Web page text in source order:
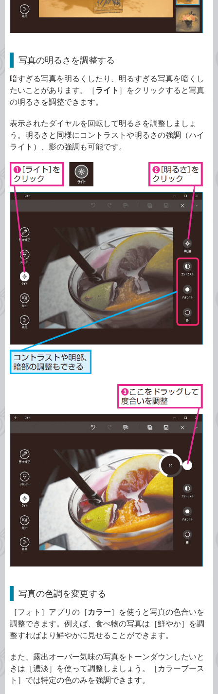
写真の明るさを調整する
暗すぎる写真を明るくしたり、明るすぎる写真を暗くし
たいことがあります。［ライト ］をクリックすると写真
の明るさを調整できます。
表示されたダイヤルを回転して明るさを調整しましょ
う。明るさと同様にコントラストや明るさの強調（ハイ
ライト）、影の強調も可能です。
写真の色調を変更する
［フォト］アプリの［カラー］を使うと写真の色合いを
調整できます。例えば、食べ物の写真は［鮮やか］を調
整すればより鮮やかに見せることができます。
また、露出オーバー気味の写真をトーンダウンしたいと
きは［濃淡］を使って調整しましょう。［カラーブース
ト］では特定の色のみを強調できます。